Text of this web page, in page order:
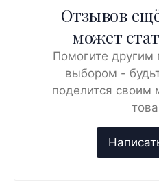
Отзывов
может
Помогите другим
выбором -
поделится своим